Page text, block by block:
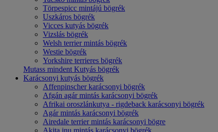
Törpespicc mintájú bögrék
Uszkáros bögrék
Vicces kutyás bögrék
Vizslás bögrék
Welsh terrier mintás bögrék
Westie bögrék
Yorkshire terrieres bögrék
Mutass mindent Kutyás bögrék
Karácsonyi kutyás bögrék
Affenpinscher karácsonyi bögrék
Afgán agár mintás karácsonyi bögrék
Afrikai oroszlánkutya - rigdeback karácsonyi bögrék
Agár mintás karácsonyi bögrék
Airedale terrier mintás karácsonyi bögre
Akita inu mintás karácsonyi bögrék